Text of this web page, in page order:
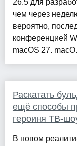
26.5 для
чем через
вероятно,
конференцией
macOS 27.
Раскатать
ещё способы
героиня ТВ-
В новом